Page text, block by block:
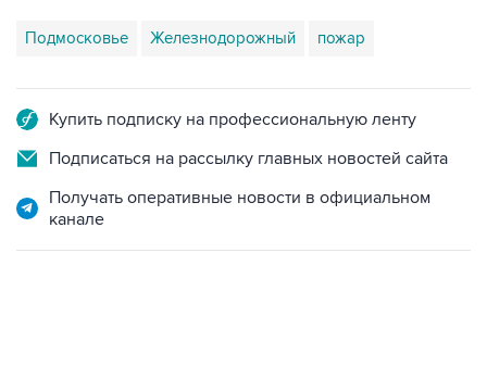
Подмосковье Железнодорожный пожар
Купить подписку на профессиональную ленту
Подписаться на рассылку главных новостей сайта
Получать оперативные новости в официальном
канале